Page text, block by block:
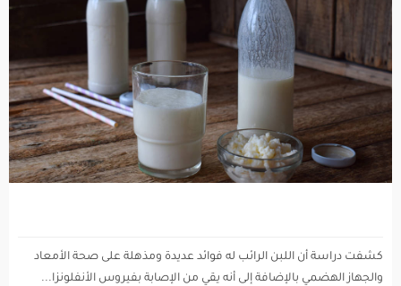
كشفت دراسة أن اللبن الرائب له فوائد عديدة ومذهلة على صحة الأمعاد
والجهاز الهضمي بالإضافة إلى أنه يقي من الإصابة بفيروس الأنفلونزا...